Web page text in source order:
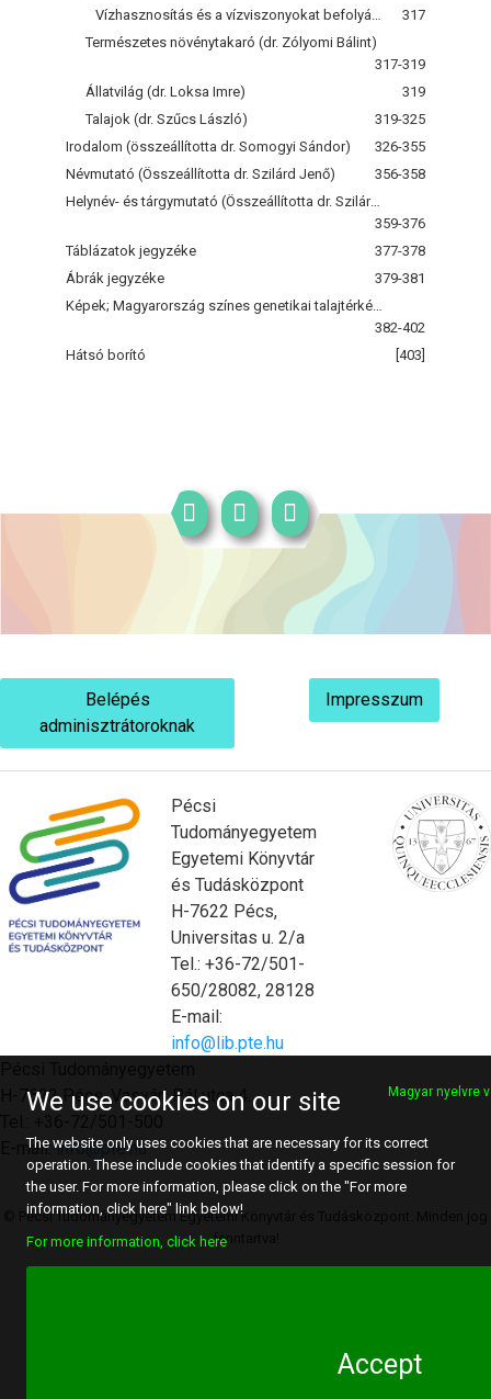
317
Természetes növénytakaró (dr. Zólyomi Bálint)
317-319
Állatvilág (dr. Loksa Imre)
319
Talajok (dr. Szűcs László)
319-325
Irodalom (összeállította dr. Somogyi Sándor)
326-355
Névmutató (Összeállította dr. Szilárd Jenő)
356-358
Helynév- és tárgymutató (Összeállította dr. Szilárd Jenő)
359-376
Táblázatok jegyzéke
377-378
Ábrák jegyzéke
379-381
382-402
Hátsó borító
[403]
Belépés
adminisztrátoroknak
Impresszum
Pécsi
Tudományegyetem
Egyetemi Könyvtár
és Tudásközpont
H-7622 Pécs,
Universitas u. 2/a
Tel.: +36-72/501-
650/28082, 28128
E-mail:
info@lib.pte.hu
H-7622 Pécs, Vasvári Pál utca 4.
E-mail:info@pte.hu
© Pécsi Tudományegyetem Egyetemi Könyvtár és Tudásközpont. Minden jog
fenntartva!
We use cookies on our site Magyar nyelvre
The website only uses cookies that are necessary for its correct
operation. These include cookies that identify a specific session for
the user. For more information, please click on the "For more
information, click here" link below!
For more information, click here
Accept